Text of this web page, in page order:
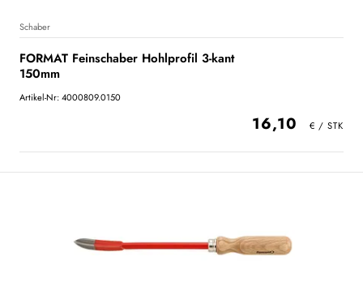
Schaber
FORMAT Feinschaber Hohlprofil 3-kant
150mm
Artikel-Nr: 4000809.0150
16,10